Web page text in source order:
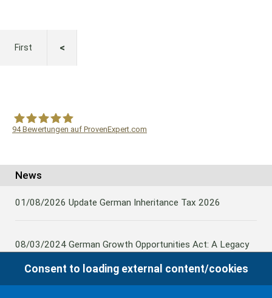
First
94Bewertungen auf ProvenExpert.com
News
01/08/2026 Update German Inheritance Tax 2026
08/03/2024 German Growth Opportunities Act: A Legacy
to German Inheritance Taxbility
Consent to loading external content/cookies